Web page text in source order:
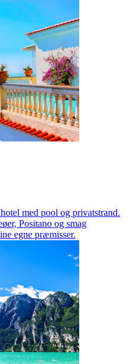
med pool og privatstrand.
Positano og smag
egne præmisser.